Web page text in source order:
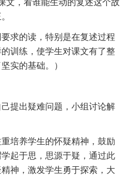
，看谁能生动的复述这个故
的读，特别是在复述过程
训练，使学生对课文有了整
实的基础。）
出疑难问题，小组讨论解
养学生的怀疑精神，鼓励
起于思，思源于疑，通过此
神，激发学生勇于探索，大